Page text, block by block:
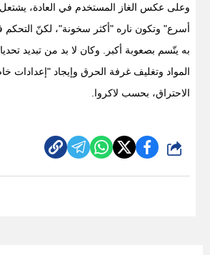
وعلى عكس الغاز المستخدم في العادة،
أسرع" وتكون ناره "أكثر سخونة"، لكنّ التحكم
به يتّسم بصعوبة أكبر. وكان لا بد من تبديد
المواد وتغليف غرفة الحرق وإيجاد "إعدادات
الاحتراق، بحسب لاكروا.
شارك